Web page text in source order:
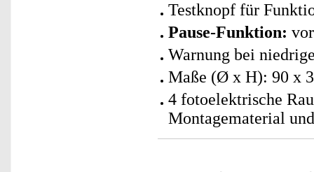
Testknopf für
Pause-Funktion:
Warnung bei
Maße (Ø x H): 90 x
4 fotoelektrische
Montagematerial